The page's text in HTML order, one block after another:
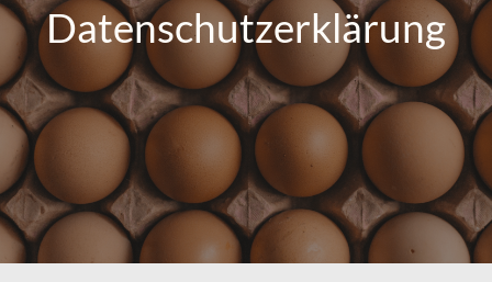
Datenschutzerklärung